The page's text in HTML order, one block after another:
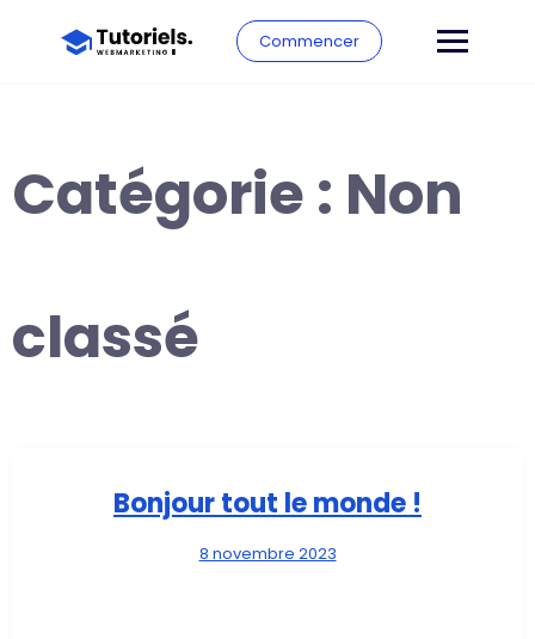
Commencer
Catégorie : Non
classé
Bonjour tout le monde !
8 novembre 2023